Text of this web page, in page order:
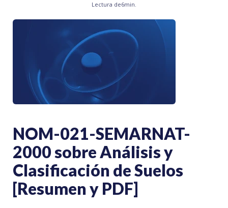
Lectura de6min.
NOM-021-SEMARNAT-
2000 sobre Análisis y
Clasificación de Suelos
[Resumen y PDF]